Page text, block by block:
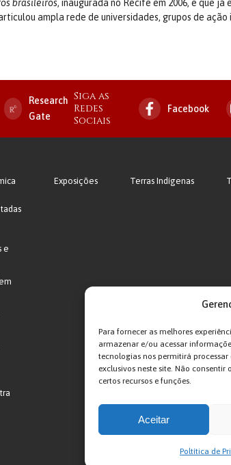
Para fornecer as melhores
armazenar e/ou acessar
tecnologias nos permitirá
exclusivos neste site. Não
certos recursos e funções.
Aceitar
Poltítica de
brasileiros, inaugurada no Recife em 2006, e que
ampla rede de universidades, grupos de
Research
Gate
Siga as
Redes
Sociais
Facebook
e
Exposições Terras Indígenas